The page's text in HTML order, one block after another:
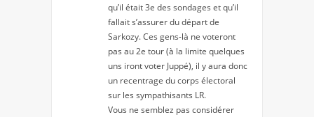
qu’il était 3e des sondages et qu’il
fallait s’assurer du départ de
Sarkozy. Ces gens-là ne voteront
pas au 2e tour (à la limite quelques
uns iront voter Juppé), il y aura donc
un recentrage du corps électoral
sur les sympathisants LR.
Vous ne semblez pas considérer